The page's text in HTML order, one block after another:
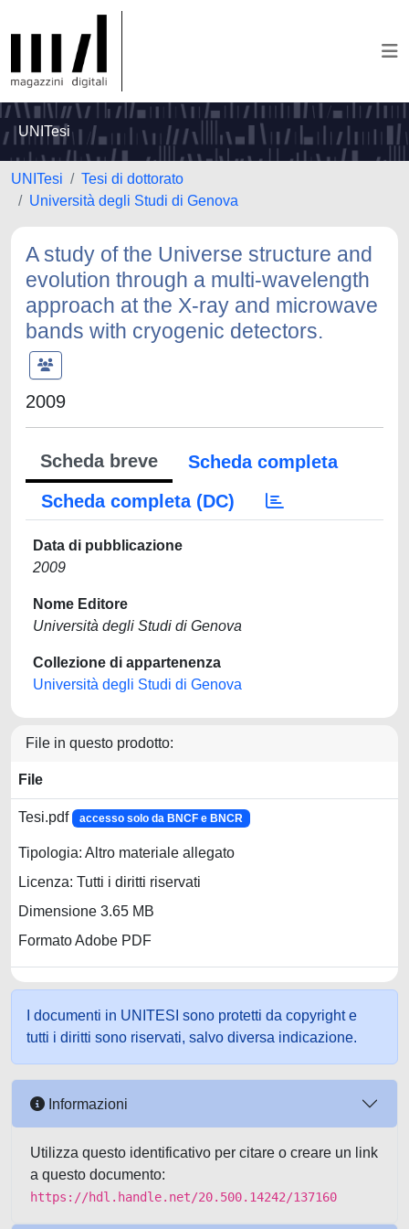
UNITesi
UNITesi
Tesi di dottorato
Università degli Studi di Genova
A study of the Universe structure and
evolution through a multi-wavelength
approach at the X-ray and microwave
bands with cryogenic detectors.
2009
Scheda breve
Scheda completa
Scheda completa (DC)
Data di pubblicazione
2009
Nome Editore
Università degli Studi di Genova
Collezione di appartenenza
Università degli Studi di Genova
File in questo prodotto:
File
Tesi.pdf accesso solo da BNCF e BNCR
Tipologia: Altro materiale allegato
Licenza: Tutti i diritti riservati
Dimensione 3.65 MB
Formato Adobe PDF
I documenti in UNITESI sono protetti da copyright e
tutti i diritti sono riservati, salvo diversa indicazione.
Informazioni
Utilizza questo identificativo per citare o creare un link
a questo documento:
https://hdl.handle.net/20.500.14242/137160